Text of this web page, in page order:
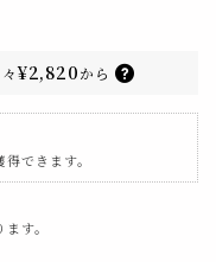
々¥2,820から
できます。
す。